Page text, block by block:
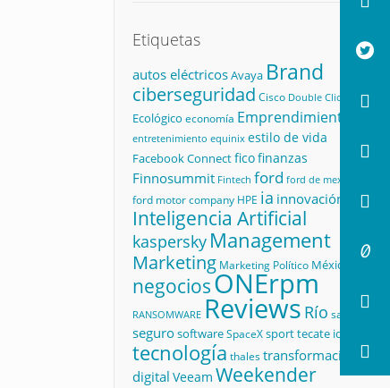
Etiquetas
autos eléctricosAvaya Brand
ciberseguridad Cisco Double Click
Ecológico economía Emprendimiento
entretenimiento equinix estilo de vida
Facebook Connectficofinanzas
Finnosummit Fintech ford ford de mexico
ford motor company HPE ia innovación
Inteligencia Artificial
kaspersky Management
Marketing Marketing Político México
negociosONErpm
RANSOMWARE Reviews Río salud
segurosoftwareSpaceXsporttecate id
tecnología thalestransformación
digital Veeam Weekender